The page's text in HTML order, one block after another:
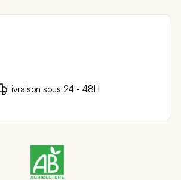
fidélité ( 0,04 € )
en achetant ce
Livraison sous 24 - 48H
Paiement sécurisé